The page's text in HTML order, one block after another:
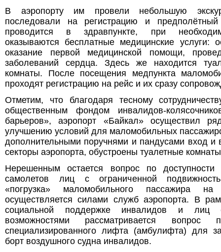
В аэропорту им провели небольшую
последовали на регистрацию и
проводится в здравпункте, при
оказываются бесплатные медицинские услуги:
оказание первой медицинской помощи,
заболеваний сердца. Здесь же находится
комнаты. После посещения медпункта
проходят регистрацию на рейс и их сразу
Отметим, что благодаря тесному
общественным фондом инвалидов-
барьеров», аэропорт «Байкал» осуществил
улучшению условий для маломобильных
дополнительными поручнями и пандусами вход и
секторы аэропорта, обустроены туалетные
Нерешенным остается вопрос по
самолетов лиц с ограниченной
«погрузка» маломобильного пассажира
осуществляется силами служб аэропорта. В
социальной поддержке инвалидов и лиц
возможностями рассматривается вопрос
специализированного лифта (амбулифта) для
борт воздушного судна инвалидов.